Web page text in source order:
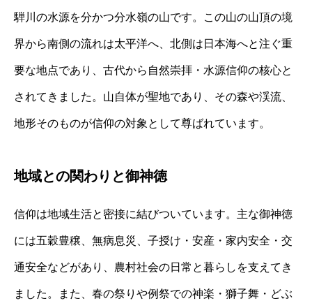
騨川の水源を分かつ分水嶺の山です。この山の山頂の境
界から南側の流れは太平洋へ、北側は日本海へと注ぐ重
要な地点であり、古代から自然崇拝・水源信仰の核心と
されてきました。山自体が聖地であり、その森や渓流、
地形そのものが信仰の対象として尊ばれています。
地域との関わりと御神徳
信仰は地域生活と密接に結びついています。主な御神徳
には五穀豊穣、無病息災、子授け・安産・家内安全・交
通安全などがあり、農村社会の日常と暮らしを支えてき
ました。また、春の祭りや例祭での神楽・獅子舞・どぶ